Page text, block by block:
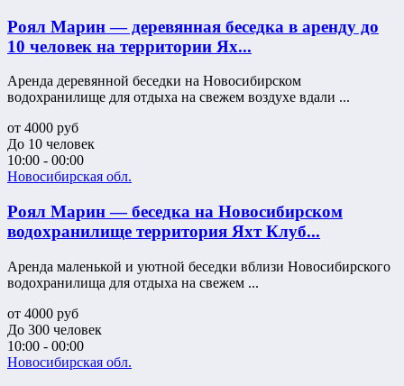
Роял Марин — деревянная беседка в аренду до
10 человек на территории Ях...
Аренда деревянной беседки на Новосибирском
водохранилище для отдыха на свежем воздухе вдали ...
от 4000 руб
До 10 человек
10:00 - 00:00
Новосибирская обл.
Роял Марин — беседка на Новосибирском
водохранилище территория Яхт Клуб...
Аренда маленькой и уютной беседки вблизи Новосибирского
водохранилища для отдыха на свежем ...
от 4000 руб
До 300 человек
10:00 - 00:00
Новосибирская обл.